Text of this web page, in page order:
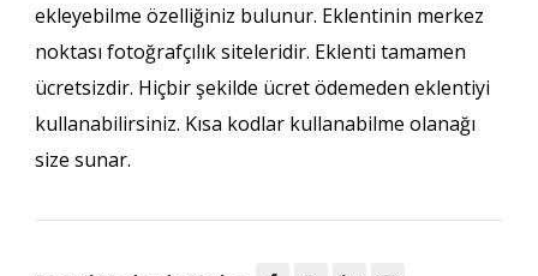
ekleyebilme özelliğiniz bulunur. Eklentinin merkez
noktası fotoğrafçılık siteleridir. Eklenti tamamen
ücretsizdir. Hiçbir şekilde ücret ödemeden eklentiyi
kullanabilirsiniz. Kısa kodlar kullanabilme olanağı
size sunar.